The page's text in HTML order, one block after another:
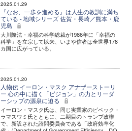
2025.01.29
『なお、一歩を進める』は人生の教訓に満ち
ている - 地域シリーズ 佐賀・長崎／熊本・鹿
児島
大川隆法・幸福の科学総裁が1986年に「幸福の
科学」を立宗して以来、いまや信者は全世界178
カ国に広がっている。
2025.01.20
人物伝 イーロン・マスク アナザーストーリ
ー 心の中に描く「ビジョン」の力とリーダ
ーシップの源泉に迫る
イーロン・マスク氏は、同じ実業家のビベック・
ラマスワミ氏とともに、二期目のトランプ政権
で、新設された諮問委員会である「政府効率化